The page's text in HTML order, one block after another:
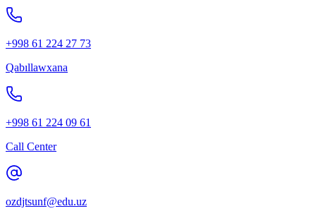
+998 61 224 27 73
Qabıllawxana
+998 61 224 09 61
Call Center
ozdjtsunf@edu.uz